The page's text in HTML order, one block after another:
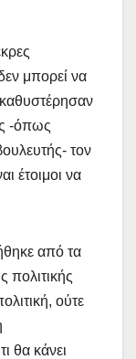
μπορεί να
-όπως
τον
έτοιμοι να
από τα
πολιτικής
ούτε
θα κάνει